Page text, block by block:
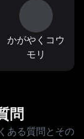
かがやくコウ
モリ
問
ある質問とその